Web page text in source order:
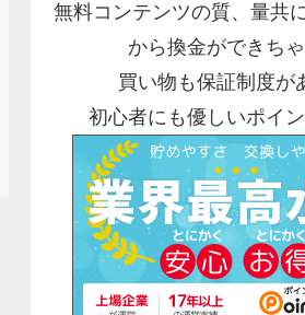
無料コンテンツの質、量共
から換金ができちゃ
買い物も保証制度が
初心者にも優しいポイ